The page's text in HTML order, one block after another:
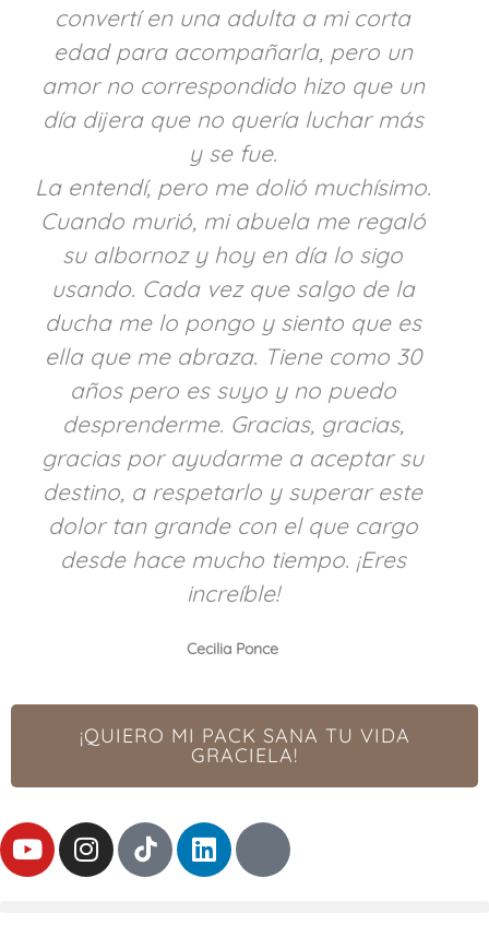
convertí en una adulta a mi corta
edad para acompañarla, pero un
amor no correspondido hizo que un
día dijera que no quería luchar más
y se fue.
La entendí, pero me dolió muchísimo.
Cuando murió, mi abuela me regaló
su albornoz y hoy en día lo sigo
usando. Cada vez que salgo de la
ducha me lo pongo y siento que es
ella que me abraza. Tiene como 30
años pero es suyo y no puedo
desprenderme. Gracias, gracias,
gracias por ayudarme a aceptar su
destino, a respetarlo y superar este
dolor tan grande con el que cargo
desde hace mucho tiempo. ¡Eres
increíble!
Cecilia Ponce
¡QUIERO MI PACK SANA TU VIDA
GRACIELA!
Y
o
I
n
L
i
T